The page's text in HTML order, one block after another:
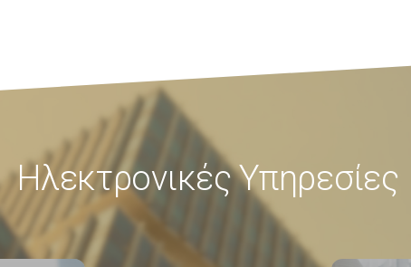
Ηλεκτρονικές Υπηρεσίες